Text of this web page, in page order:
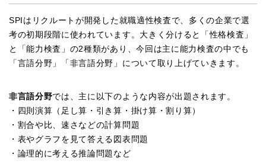
SPIはリクルートが開発した就職適性検査で、多くの企業で選
考の初期段階に使われています。大きく分けると「性格検査」
と「能力検査」の2種類があり、今回は主に能力検査の中でも
「言語分野」「非言語分野」について取り上げていきます。
非言語分野では、主に以下のような内容が出題されます。
・四則演算（足し算・引き算・掛け算・割り算）
・割合や比、速さなどの計算問題
・表やグラフを見て答える図表問題
・論理的に考える推論問題など